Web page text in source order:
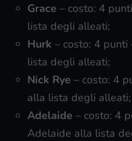
Grace – costo: 4
lista degli alleati;
Hurk – costo: 4
lista degli alleati;
Nick Rye – costo: 4
alla lista degli alleati;
Adelaide – costo: 4
Adelaide alla lista